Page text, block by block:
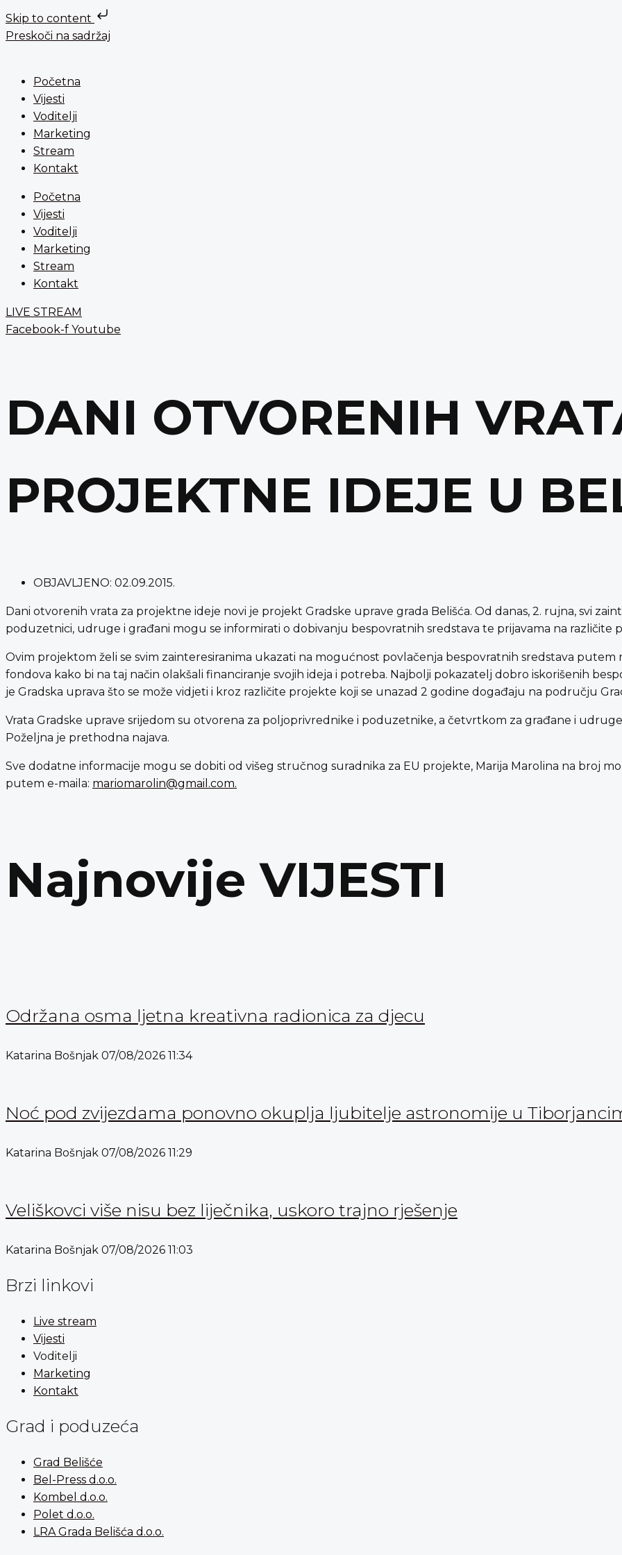
Skip to content
Preskoči na sadržaj
Početna
Vijesti
Voditelji
Marketing
Stream
Kontakt
Početna
Vijesti
Voditelji
Marketing
Stream
Kontakt
LIVE STREAM
Facebook-f Youtube
DANI OTVORENIH
PROJEKTNE IDEJE U
OBJAVLJENO: 02.09.2015.
Dani otvorenih vrata za projektne ideje novi je projekt Gradske uprave grada Belišća. Od danas, 2. rujna, svi
poduzetnici, udruge i građani mogu se informirati o dobivanju bespovratnih sredstava te prijavama na različite
Ovim projektom želi se svim zainteresiranima ukazati na mogućnost povlačenja bespovratnih sredstava putem
fondova kako bi na taj način olakšali financiranje svojih ideja i potreba. Najbolji pokazatelj dobro iskorišenih
je Gradska uprava što se može vidjeti i kroz različite projekte koji se unazad 2 godine događaju na području
Vrata Gradske uprave srijedom su otvorena za poljoprivrednike i poduzetnike, a četvrtkom za građane i
Poželjna je prethodna najava.
Sve dodatne informacije mogu se dobiti od višeg stručnog suradnika za EU projekte, Marija Marolina na broj
putem e-maila: mariomarolin@gmail.com.
Najnovije VIJESTI
Održana osma ljetna kreativna radionica za djecu
Katarina Bošnjak 07/08/2026 11:34
Noć pod zvijezdama ponovno okuplja ljubitelje astronomije u
Katarina Bošnjak 07/08/2026 11:29
Veliškovci više nisu bez liječnika, uskoro trajno rješenje
Katarina Bošnjak 07/08/2026 11:03
Brzi linkovi
Live stream
Vijesti
Voditelji
Marketing
Kontakt
Grad i poduzeća
Grad Belišće
Bel-Press d.o.o.
Kombel d.o.o.
Polet d.o.o.
LRA Grada Belišća d.o.o.